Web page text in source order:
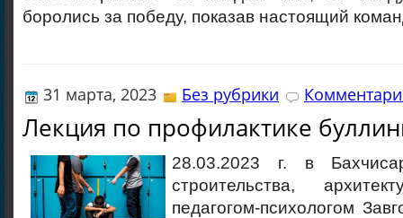
боролись за победу, показав настоящий
31 марта, 2023 Без рубрики
Лекция по профилактике
28.03.2023 г. в
строительства,
педагогом-психологом